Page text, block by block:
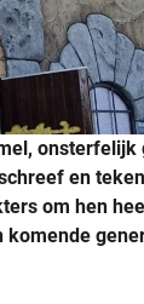
en
om hen
komende